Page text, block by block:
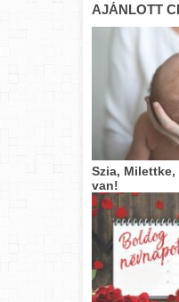
AJÁNLOTT
Szia,
van!